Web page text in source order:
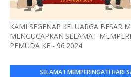
KAMI SEGENAP KELUARGA BESAR
MENGUCAPKAN SELAMAT
PEMUDA KE - 96 2024
SELAMAT MEMPERINGATI HARI